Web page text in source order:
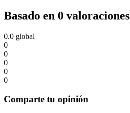
Basado en 0 valoraciones
0.0 global
0
0
0
0
0
Comparte tu opinión